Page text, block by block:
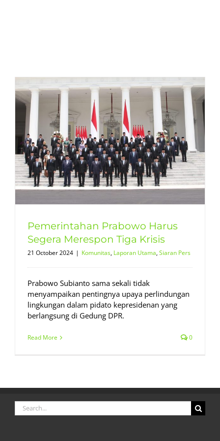
Pemerintahan Prabowo Harus
Segera Merespon Tiga Krisis
21 October 2024 | Komunitas, Laporan Utama,Siaran Pers
Prabowo Subianto sama sekali tidak
menyampaikan pentingnya upaya perlindungan
lingkungan dalam pidato kepresidenan yang
berlangsung di Gedung DPR.
Read More 0
Search
for: